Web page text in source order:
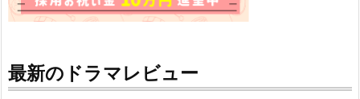
最新のドラマレビュー